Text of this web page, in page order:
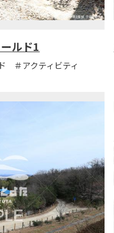
ルド1
＃アクティビティ